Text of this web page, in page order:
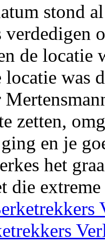
stond
verdedigen
de locatie
was
zetten,
en je
het
die